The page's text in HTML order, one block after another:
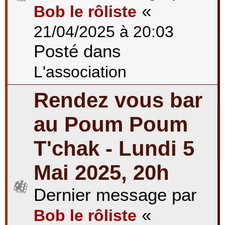
Bob le rôliste «
21/04/2025 à 20:03
Posté dans
L'association
Rendez vous bar
au Poum Poum
T'chak - Lundi 5
Mai 2025, 20h
Dernier message par
Bob le rôliste «